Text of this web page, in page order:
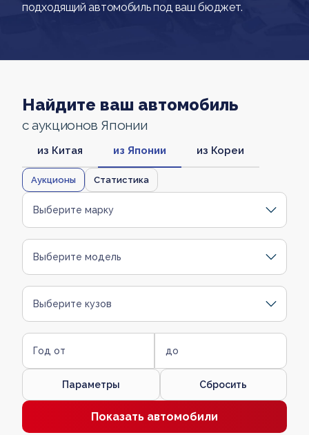
подходящий автомобиль под ваш бюджет.
Найдите ваш автомобиль
с аукционов Японии
из Китая из Японии из Кореи
Аукционы Статистика
Выберите марку
Выберите модель
Выберите кузов
Год от до
Параметры Сбросить
Показать автомобили